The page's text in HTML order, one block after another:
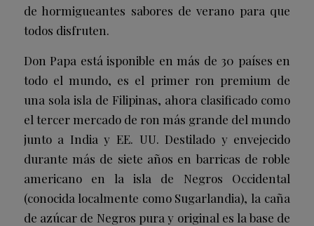
de hormigueantes sabores de verano para que
todos disfruten.
Don Papa está isponible en más de 30 países en
todo el mundo, es el primer ron premium de
una sola isla de Filipinas, ahora clasificado como
el tercer mercado de ron más grande del mundo
junto a India y EE. UU. Destilado y envejecido
durante más de siete años en barricas de roble
americano en la isla de Negros Occidental
(conocida localmente como Sugarlandia), la caña
de azúcar de Negros pura y original es la base de